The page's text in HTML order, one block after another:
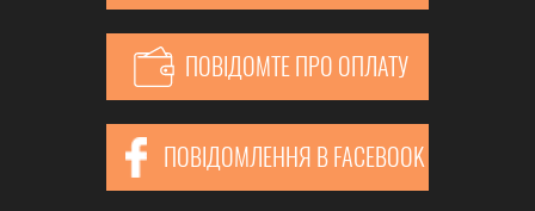
ПОВІДОМТЕ ПРО ОПЛАТУ
ПОВІДОМЛЕННЯ В FACEBOOK